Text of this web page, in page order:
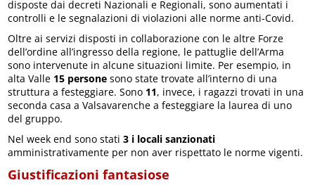
disposte dai decreti Nazionali e Regionali, sono aumentati i
controlli e le segnalazioni di violazioni alle norme anti-Covid.
Oltre ai servizi disposti in collaborazione con le altre Forze
dell’ordine all’ingresso della regione, le pattuglie dell’Arma
sono intervenute in alcune situazioni limite. Per esempio, in
alta Valle 15 persone sono state trovate all’interno di una
struttura a festeggiare. Sono 11, invece, i ragazzi trovati in una
seconda casa a Valsavarenche a festeggiare la laurea di uno
del gruppo.
Nel week end sono stati3 i locali sanzionati
amministrativamente per non aver rispettato le norme vigenti.
Giustificazioni fantasiose